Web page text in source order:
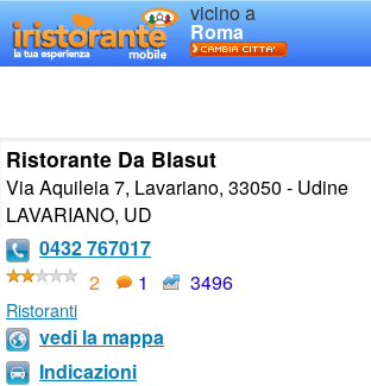
vicino a
Roma
Ristorante Da Blasut
Via Aquileia 7, Lavariano, 33050 - Udine
LAVARIANO, UD
0432 767017
2
1 3496
Ristoranti
vedi la mappa
Indicazioni